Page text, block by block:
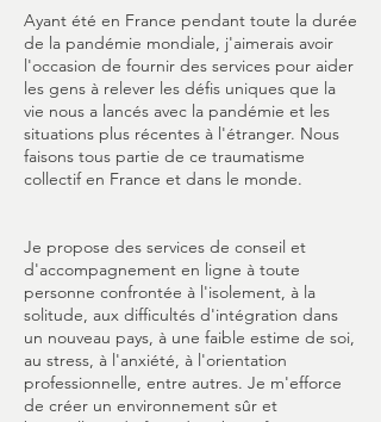
Ayant été en France pendant toute la durée
de la pandémie mondiale, j'aimerais avoir
l'occasion de fournir des services pour aider
les gens à relever les défis uniques que la
vie nous a lancés avec la pandémie et les
situations plus récentes à l'étranger. Nous
faisons tous partie de ce traumatisme
collectif en France et dans le monde.
Je propose des services de conseil et
d'accompagnement en ligne à toute
personne confrontée à l'isolement, à la
solitude, aux difficultés d'intégration dans
un nouveau pays, à une faible estime de soi,
au stress, à l'anxiété, à l'orientation
professionnelle, entre autres. Je m'efforce
de créer un environnement sûr et